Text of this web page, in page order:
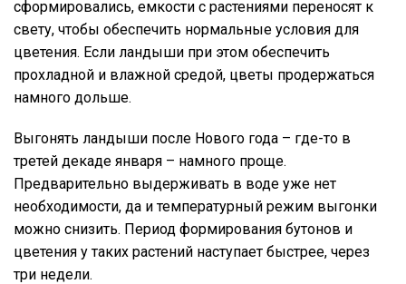
сформировались, емкости с растениями переносят к
свету, чтобы обеспечить нормальные условия для
цветения. Если ландыши при этом обеспечить
прохладной и влажной средой, цветы продержаться
намного дольше.
Выгонять ландыши после Нового года – где-то в
третей декаде января – намного проще.
Предварительно выдерживать в воде уже нет
необходимости, да и температурный режим выгонки
можно снизить. Период формирования бутонов и
цветения у таких растений наступает быстрее, через
три недели.